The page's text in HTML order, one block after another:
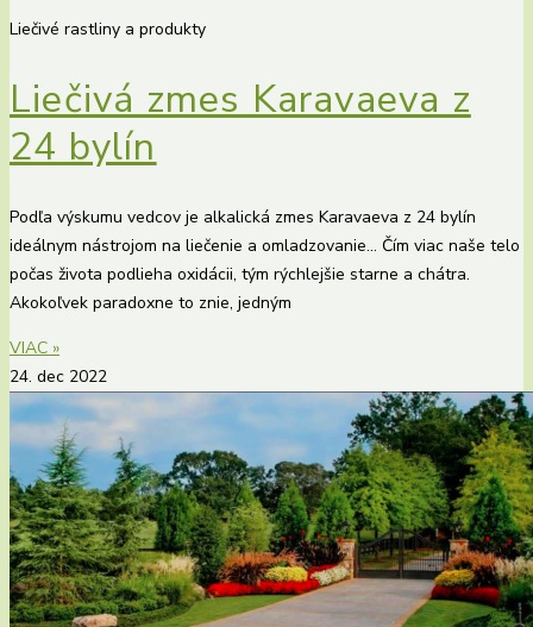
Liečivé rastliny a produkty
Liečivá zmes Karavaeva z
24 bylín
Podľa výskumu vedcov je alkalická zmes Karavaeva z 24 bylín
ideálnym nástrojom na liečenie a omladzovanie… Čím viac naše telo
počas života podlieha oxidácii, tým rýchlejšie starne a chátra.
Akokoľvek paradoxne to znie, jedným
VIAC »
24. dec 2022